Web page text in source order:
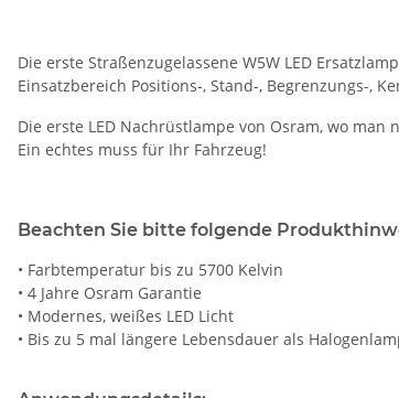
Die erste Straßenzugelassene W5W LED
Einsatzbereich Positions-, Stand-, Begrenzungs-,
Die erste LED Nachrüstlampe von Osram, wo
Ein echtes muss für Ihr Fahrzeug!
Beachten Sie bitte folgende
• Farbtemperatur bis zu 5700 Kelvin
• 4 Jahre Osram Garantie
• Modernes, weißes LED Licht
• Bis zu 5 mal längere Lebensdauer als